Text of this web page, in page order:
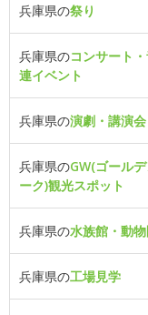
兵庫県の祭り
兵庫県のコンサート
連イベント
兵庫県の演劇・講演会
兵庫県のGW(ゴール
ーク)観光スポット
兵庫県の水族館・動
兵庫県の工場見学